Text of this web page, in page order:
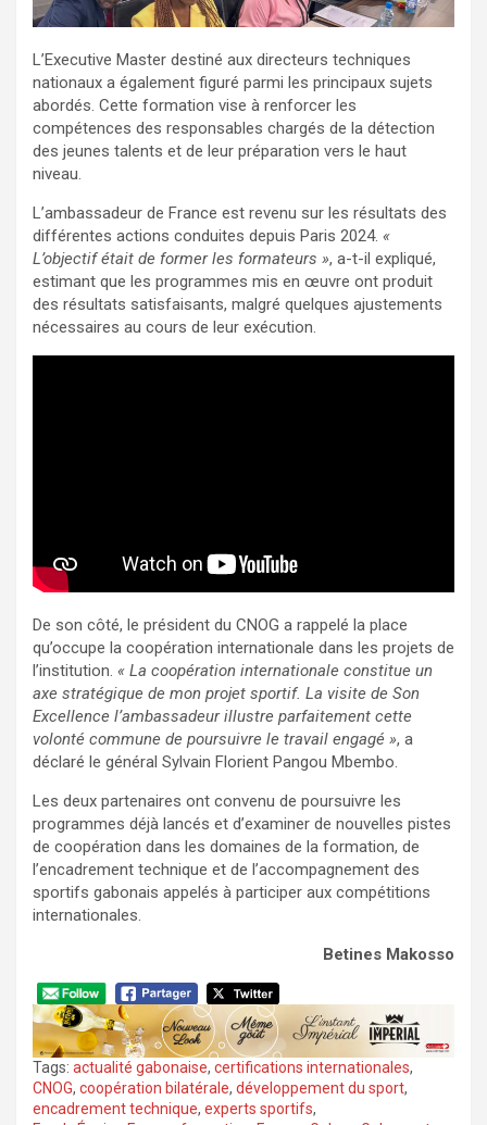
L’Executive Master destiné aux directeurs techniques
nationaux a également figuré parmi les principaux sujets
abordés. Cette formation vise à renforcer les
compétences des responsables chargés de la détection
des jeunes talents et de leur préparation vers le haut
niveau.
L’ambassadeur de France est revenu sur les résultats des
différentes actions conduites depuis Paris 2024. «
L’objectif était de former les formateurs », a-t-il expliqué,
estimant que les programmes mis en œuvre ont produit
des résultats satisfaisants, malgré quelques ajustements
nécessaires au cours de leur exécution.
De son côté, le président du CNOG a rappelé la place
qu’occupe la coopération internationale dans les projets de
l’institution. « La coopération internationale constitue un
axe stratégique de mon projet sportif. La visite de Son
Excellence l’ambassadeur illustre parfaitement cette
volonté commune de poursuivre le travail engagé », a
déclaré le général Sylvain Florient Pangou Mbembo.
Les deux partenaires ont convenu de poursuivre les
programmes déjà lancés et d’examiner de nouvelles pistes
de coopération dans les domaines de la formation, de
l’encadrement technique et de l’accompagnement des
sportifs gabonais appelés à participer aux compétitions
internationales.
Betines Makosso
Tags: actualité gabonaise, certifications internationales,
CNOG, coopération bilatérale, développement du sport,
encadrement technique, experts sportifs,